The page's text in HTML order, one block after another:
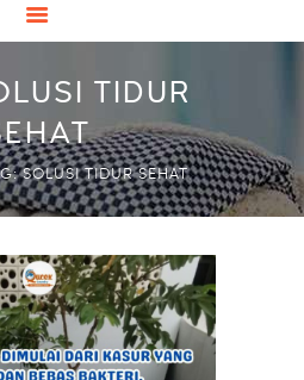
TIDUR
SOLUSI TIDUR SEHAT